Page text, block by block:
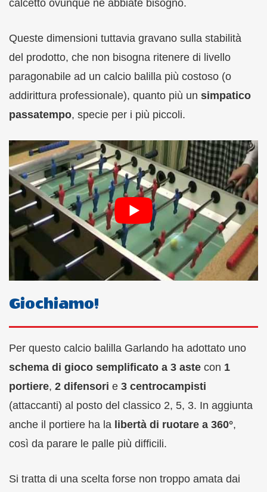
calcetto ovunque ne abbiate bisogno.
Queste dimensioni tuttavia gravano sulla stabilità
del prodotto, che non bisogna ritenere di livello
paragonabile ad un calcio balilla più costoso (o
addirittura professionale), quanto più un simpatico
passatempo, specie per i più piccoli.
Giochiamo!
Per questo calcio balilla Garlando ha adottato uno
schema di gioco semplificato a 3 aste con 1
portiere, 2 difensori e 3 centrocampisti
(attaccanti) al posto del classico 2, 5, 3. In aggiunta
anche il portiere ha la libertà di ruotare a 360°,
così da parare le palle più difficili.
Si tratta di una scelta forse non troppo amata dai